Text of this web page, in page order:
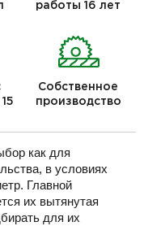
работы 16 лет
Собственное
производство
как для
в условиях
Главной
их вытянутая
для их